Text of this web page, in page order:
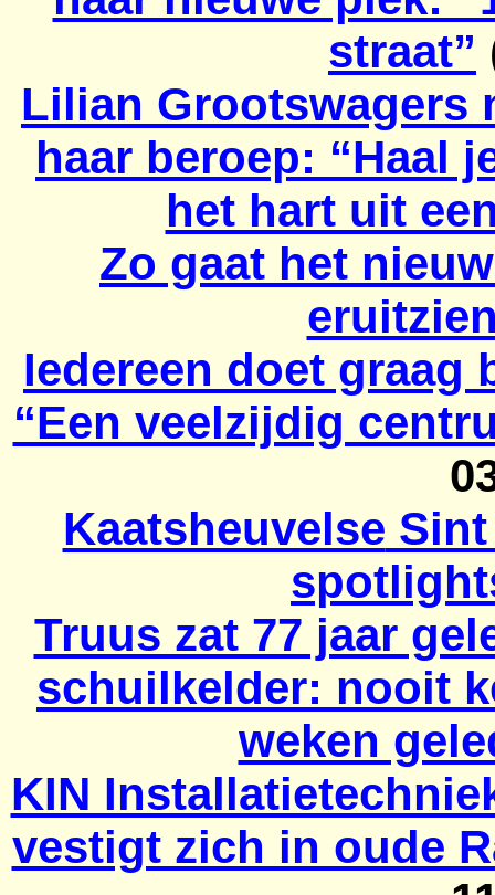
straat”
Lilian Grootswagers
haar beroep: “Haal
het hart uit
Zo gaat het
Iedereen doet graag
“Een veelzijdig
Kaatsheuvelse
Truus zat 77 jaar
schuilkelder: nooit
weken
KIN
vestigt zich in oude